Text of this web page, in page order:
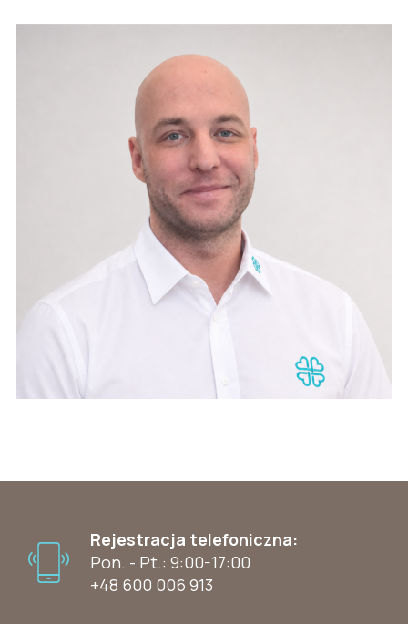
Rejestracja telefoniczna:
Pon. - Pt.: 9:00-17:00
+48 600 006 913